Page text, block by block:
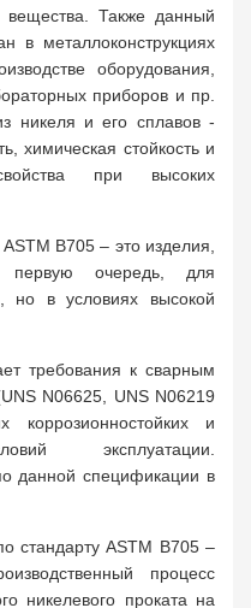
вещества. Также данный
в металлоконструкциях
оборудования,
приборов и пр.
никеля и его сплавов -
химическая стойкость и
при высоких
B705 – это изделия,
первую очередь, для
но в условиях высокой
требования к сварным
N06625, UNS N06219
и
эксплуатации.
данной спецификации в
стандарту ASTM B705 –
процесс
никелевого проката на